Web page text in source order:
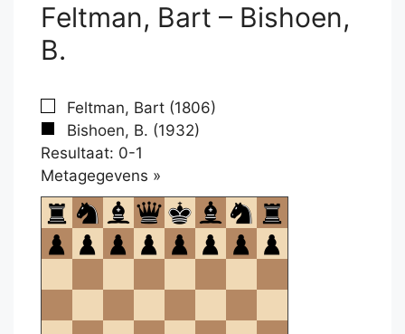
Feltman, Bart – Bishoen,
B.
Feltman, Bart (1806)
Bishoen, B. (1932)
Resultaat: 0-1
Metagegevens »
om
te
openen.